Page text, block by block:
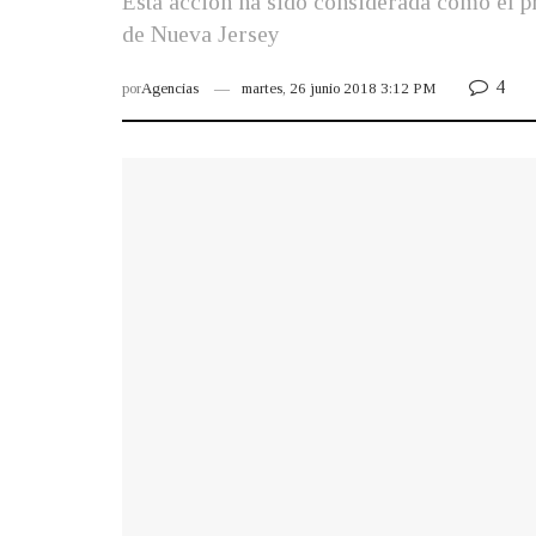
de Nueva Jersey
porAgencias martes, 26 junio 2018 3:12 PM 4